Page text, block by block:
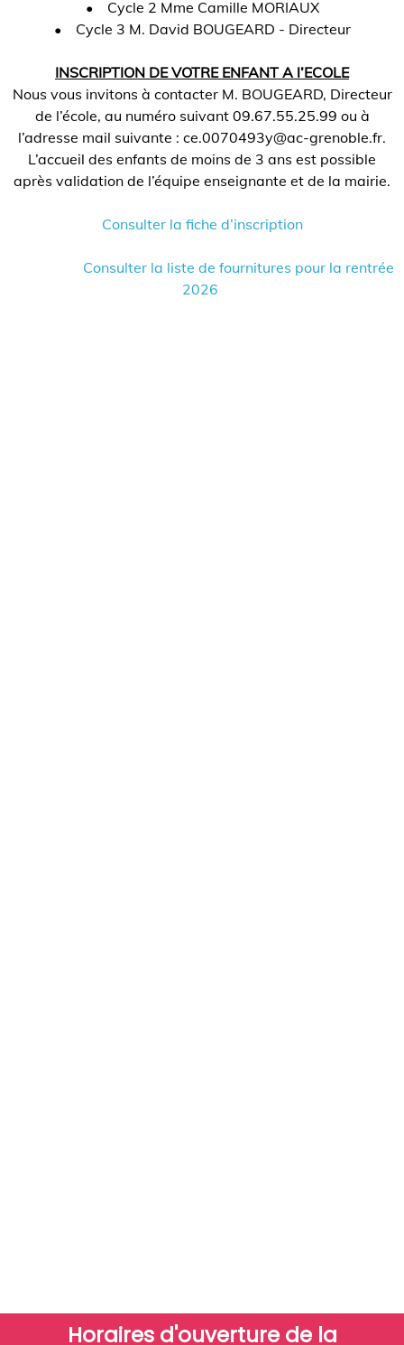
• Cycle 2 Mme Camille MORIAUX
• Cycle 3 M. David BOUGEARD - Directeur
INSCRIPTION DE VOTRE ENFANT A l’ECOLE
Nous vous invitons à contacter M. BOUGEARD, Directeur
de l’école, au numéro suivant 09.67.55.25.99 ou à
l’adresse mail suivante : ce.0070493y@ac-grenoble.fr.
L’accueil des enfants de moins de 3 ans est possible
après validation de l’équipe enseignante et de la mairie.
Consulter la fiche d’inscription
Consulter la liste de fournitures pour la rentrée
2026
Horaires d'ouverture de la